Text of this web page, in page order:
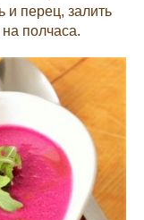
и перец, залить
полчаса.